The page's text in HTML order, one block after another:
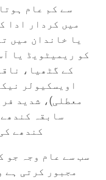
سے کم عام
میں کردار ادا
یا خاندان میں
کو ریمیٹویڈ یا
کے گٹھیا،
اویسکیولر
معطلی)، شدید
سابقہ
کندھے
سب سے عام وجہ جو
مجبور کرتی ہے